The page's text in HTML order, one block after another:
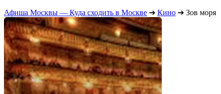
Афиша Москвы — Куда сходить в Москве ➔ Кино ➔ Зов моря